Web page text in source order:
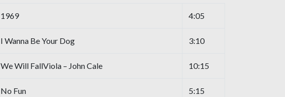
1969 4:05
I Wanna Be Your Dog 3:10
We Will FallViola – John Cale 10:15
No Fun 5:15